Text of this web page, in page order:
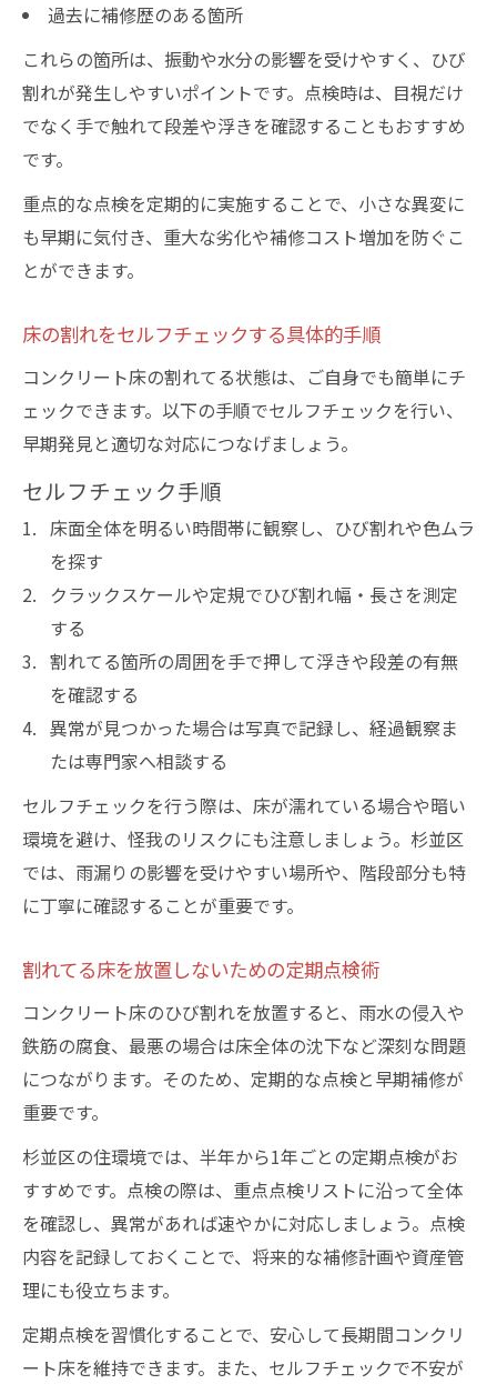
過去に補修歴のある箇所
これらの箇所は、振動や水分の影響を受けやすく、ひび
割れが発生しやすいポイントです。点検時は、目視だけ
でなく手で触れて段差や浮きを確認することもおすすめ
です。
重点的な点検を定期的に実施することで、小さな異変に
も早期に気付き、重大な劣化や補修コスト増加を防ぐこ
とができます。
床の割れをセルフチェックする具体的手順
コンクリート床の割れてる状態は、ご自身でも簡単にチ
ェックできます。以下の手順でセルフチェックを行い、
早期発見と適切な対応につなげましょう。
セルフチェック手順
床面全体を明るい時間帯に観察し、ひび割れや色ムラ
を探す
クラックスケールや定規でひび割れ幅・長さを測定
する
割れてる箇所の周囲を手で押して浮きや段差の有無
を確認する
異常が見つかった場合は写真で記録し、経過観察ま
たは専門家へ相談する
セルフチェックを行う際は、床が濡れている場合や暗い
環境を避け、怪我のリスクにも注意しましょう。杉並区
では、雨漏りの影響を受けやすい場所や、階段部分も特
に丁寧に確認することが重要です。
割れてる床を放置しないための定期点検術
コンクリート床のひび割れを放置すると、雨水の侵入や
鉄筋の腐食、最悪の場合は床全体の沈下など深刻な問題
につながります。そのため、定期的な点検と早期補修が
重要です。
杉並区の住環境では、半年から1年ごとの定期点検がお
すすめです。点検の際は、重点点検リストに沿って全体
を確認し、異常があれば速やかに対応しましょう。点検
内容を記録しておくことで、将来的な補修計画や資産管
理にも役立ちます。
定期点検を習慣化することで、安心して長期間コンクリ
ート床を維持できます。また、セルフチェックで不安が